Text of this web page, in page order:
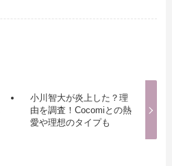
小川智大が炎上した？理
由を調査！Cocomiとの熱
愛や理想のタイプも